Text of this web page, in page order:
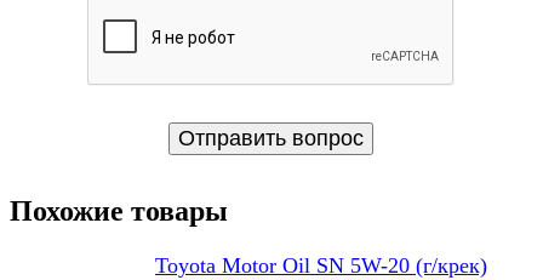
Похожие товары
Toyota Motor Oil SN 5W-20 (г/крек)